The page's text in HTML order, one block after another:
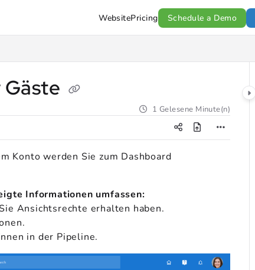
WebsitePricing Schedule a Demo
1 Gelesene Minute(n)
Konto werden Sie zum Dashboard
Informationen umfassen:
Ansichtsrechte erhalten haben.
in der Pipeline.